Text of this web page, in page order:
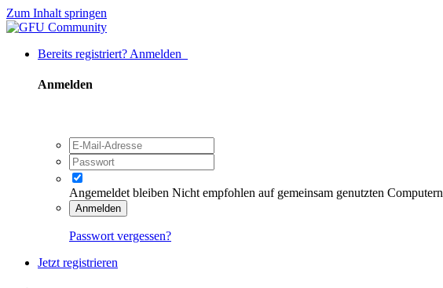
Zum Inhalt springen
Bereits registriert? Anmelden
Anmelden
Angemeldet bleiben Nicht empfohlen auf gemeinsam genutzten Computern
Anmelden
Passwort vergessen?
Jetzt registrieren